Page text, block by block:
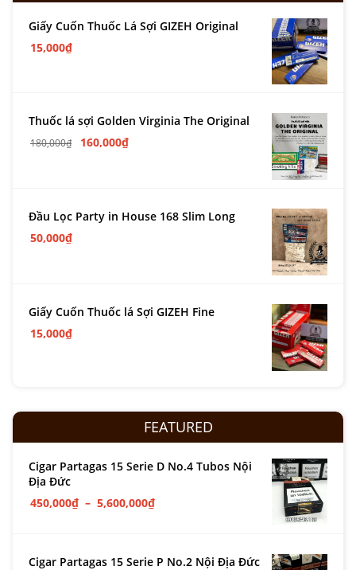
Giấy Cuốn Thuốc Lá Sợi GIZEH Original
15,000₫
Thuốc lá sợi Golden Virginia The Original
180,000₫ 160,000₫
Đầu Lọc Party in House 168 Slim Long
50,000₫
Giấy Cuốn Thuốc lá Sợi GIZEH Fine
15,000₫
FEATURED
Cigar Partagas 15 Serie D No.4 Tubos Nội
Địa Đức
450,000₫ – 5,600,000₫
Cigar Partagas 15 Serie P No.2 Nội Địa Đức